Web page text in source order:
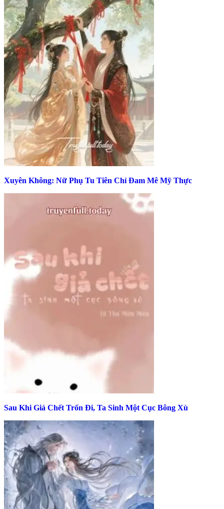
Xuyên Không: Nữ Phụ Tu Tiên Chỉ Đam Mê Mỹ Thực
Sau Khi Giả Chết Trốn Đi, Ta Sinh Một Cục Bông Xù